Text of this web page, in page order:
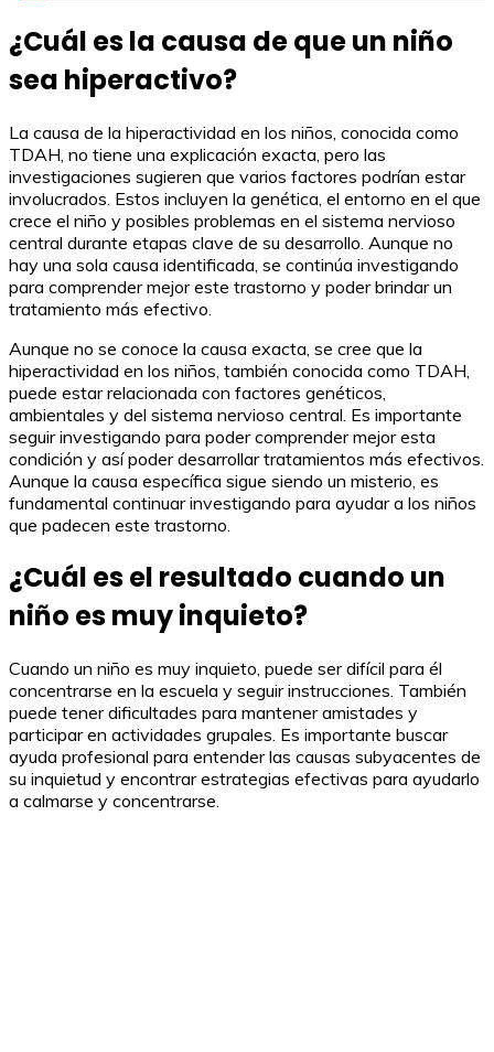
¿Cuál es la causa de que un niño
sea hiperactivo?
La causa de la hiperactividad en los niños, conocida como
TDAH, no tiene una explicación exacta, pero las
investigaciones sugieren que varios factores podrían estar
involucrados. Estos incluyen la genética, el entorno en el que
crece el niño y posibles problemas en el sistema nervioso
central durante etapas clave de su desarrollo. Aunque no
hay una sola causa identificada, se continúa investigando
para comprender mejor este trastorno y poder brindar un
tratamiento más efectivo.
Aunque no se conoce la causa exacta, se cree que la
hiperactividad en los niños, también conocida como TDAH,
puede estar relacionada con factores genéticos,
ambientales y del sistema nervioso central. Es importante
seguir investigando para poder comprender mejor esta
condición y así poder desarrollar tratamientos más efectivos.
Aunque la causa específica sigue siendo un misterio, es
fundamental continuar investigando para ayudar a los niños
que padecen este trastorno.
¿Cuál es el resultado cuando un
niño es muy inquieto?
Cuando un niño es muy inquieto, puede ser difícil para él
concentrarse en la escuela y seguir instrucciones. También
puede tener dificultades para mantener amistades y
participar en actividades grupales. Es importante buscar
ayuda profesional para entender las causas subyacentes de
su inquietud y encontrar estrategias efectivas para ayudarlo
a calmarse y concentrarse.